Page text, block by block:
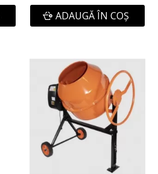
ADAUGĂ ÎN COŞ